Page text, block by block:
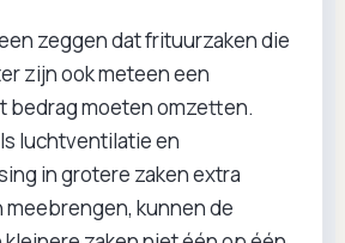
zeggen dat frituurzaken die
zijn ook meteen een
bedrag moeten omzetten.
luchtventilatie en
in grotere zaken extra
kunnen de